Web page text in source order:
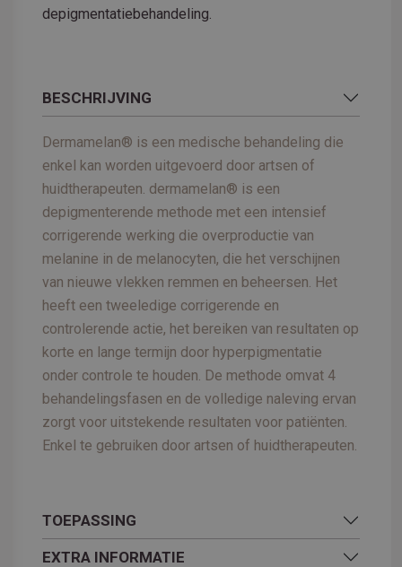
depigmentatiebehandeling.
BESCHRIJVING
Dermamelan® is een medische behandeling die
enkel kan worden uitgevoerd door artsen of
huidtherapeuten. dermamelan® is een
depigmenterende methode met een intensief
corrigerende werking die overproductie van
melanine in de melanocyten, die het verschijnen
van nieuwe vlekken remmen en beheersen. Het
heeft een tweeledige corrigerende en
controlerende actie, het bereiken van resultaten op
korte en lange termijn door hyperpigmentatie
onder controle te houden. De methode omvat 4
behandelingsfasen en de volledige naleving ervan
zorgt voor uitstekende resultaten voor patiënten.
Enkel te gebruiken door artsen of huidtherapeuten.
TOEPASSING
EXTRA INFORMATIE